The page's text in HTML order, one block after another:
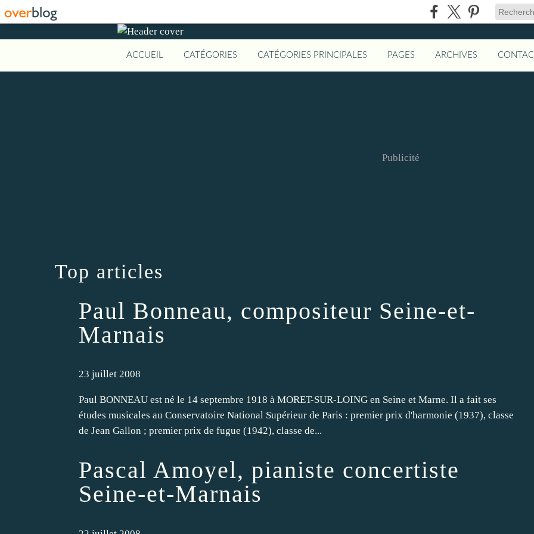
ACCUEIL CATÉGORIES CATÉGORIES PRINCIPALES PAGES ARCHIVES
Publicité
Top articles
Paul Bonneau, compositeur Seine-et-
Marnais
23 juillet 2008
Paul BONNEAU est né le 14 septembre 1918 à MORET-SUR-LOING en Seine et Marne. Il a fait ses
études musicales au Conservatoire National Supérieur de Paris : premier prix d'harmonie (1937), classe
de Jean Gallon ; premier prix de fugue (1942), classe de...
Pascal Amoyel, pianiste concertiste
Seine-et-Marnais